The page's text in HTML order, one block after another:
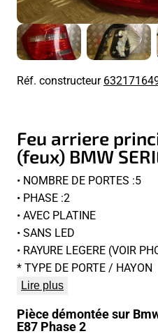
Réf. constructeur
Feu arriere
(feux) BMW
• NOMBRE DE PORTES :5
• PHASE :2
• AVEC PLATINE
• SANS LED
• RAYURE LEGERE (VOIR
* TYPE DE PORTE / HAYON
Lire plus
Pièce démontée sur
E87 Phase 2